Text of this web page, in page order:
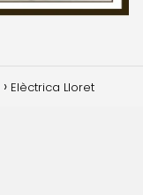
Elèctrica Lloret